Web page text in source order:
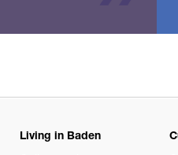
Living in Baden